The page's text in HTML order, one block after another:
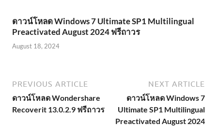
ดาวน์โหลด Windows 7 Ultimate SP1 Multilingual
Preactivated August 2024 ฟรีถาวร
August 18, 2024
PREVIOUS ARTICLE
ดาวน์โหลด Wondershare
Recoverit 13.0.2.9 ฟรีถาวร
NEXT ARTICLE
ดาวน์โหลด Windows 7
Ultimate SP1 Multilingual
Preactivated August 2024